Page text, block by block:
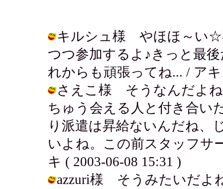
キルシュ様 やほほ～い☆
つつ参加するよ♪きっと最
れからも頑張ってね... / アキ
さえこ様 そうなんだよね
ちゅう会える人と付き合い
り派遣は昇給ないんだね、
いよね。この前スタッフサ
キ ( 2003-06-08 15:31 )
azzuri様 そうみたいだよ